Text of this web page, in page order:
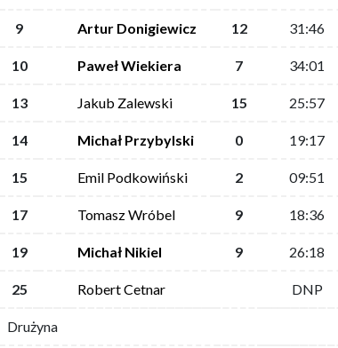
9 Artur Donigiewicz 12 31:46
10 Paweł Wiekiera 7 34:01
13 Jakub Zalewski 15 25:57
14 Michał Przybylski 0 19:17
15 Emil Podkowiński 2 09:51
17 Tomasz Wróbel 9 18:36
19 Michał Nikiel 9 26:18
25 Robert Cetnar DNP
Drużyna